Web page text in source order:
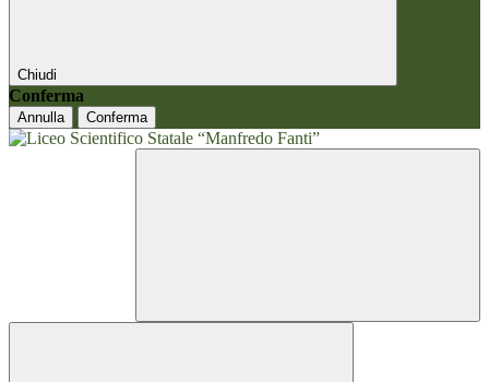
Chiudi
Conferma
Annulla Conferma